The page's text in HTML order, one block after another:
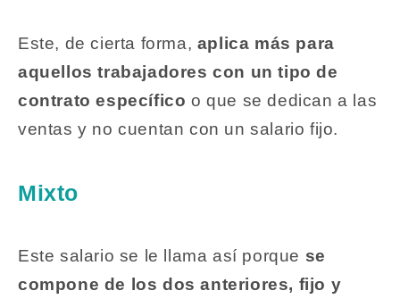
Este, de cierta forma, aplica más para
aquellos trabajadores con un tipo de
contrato específico o que se dedican a las
ventas y no cuentan con un salario fijo.
Mixto
Este salario se le llama así porque se
compone de los dos anteriores, fijo y